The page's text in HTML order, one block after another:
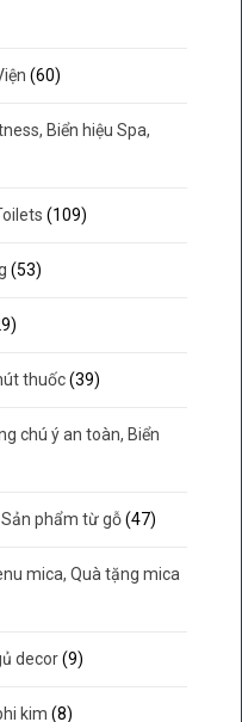
(60)
Biển hiệu Spa,
(109)
(53)
thuốc (39)
chú ý an toàn, Biển
Sản phẩm từ gỗ (47)
mica, Quà tặng mica
decor (9)
kim (8)